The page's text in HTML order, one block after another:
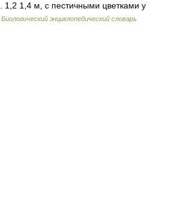
1,2 1,4 м, с пестичными цветками у
Биологический энциклопедический словарь